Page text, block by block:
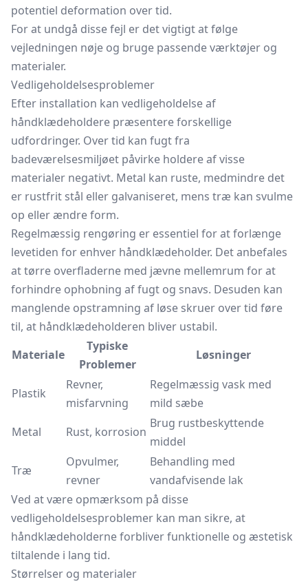
potentiel deformation over tid.
For at undgå disse fejl er det vigtigt at følge
vejledningen nøje og bruge passende værktøjer og
materialer.
Vedligeholdelsesproblemer
Efter installation kan vedligeholdelse af
håndklædeholdere præsentere forskellige
udfordringer. Over tid kan fugt fra
badeværelsesmiljøet påvirke holdere af visse
materialer negativt. Metal kan ruste, medmindre det
er rustfrit stål eller galvaniseret, mens træ kan svulme
op eller ændre form.
Regelmæssig rengøring er essentiel for at forlænge
levetiden for enhver håndklædeholder. Det anbefales
at tørre overfladerne med jævne mellemrum for at
forhindre ophobning af fugt og snavs. Desuden kan
manglende opstramning af løse skruer over tid føre
til, at håndklædeholderen bliver ustabil.
Materiale
Typiske
Problemer
Løsninger
Plastik
Revner,
misfarvning
Regelmæssig vask med
mild sæbe
Metal
Rust, korrosion
Brug rustbeskyttende
middel
Træ
Opvulmer,
revner
Behandling med
vandafvisende lak
Ved at være opmærksom på disse
vedligeholdelsesproblemer kan man sikre, at
håndklædeholderne forbliver funktionelle og æstetisk
tiltalende i lang tid.
Størrelser og materialer